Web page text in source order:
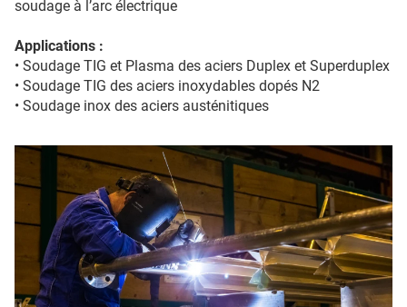
soudage à l’arc électrique
Applications :
• Soudage TIG et Plasma des aciers Duplex et Superduplex
• Soudage TIG des aciers inoxydables dopés N2
• Soudage inox des aciers austénitiques